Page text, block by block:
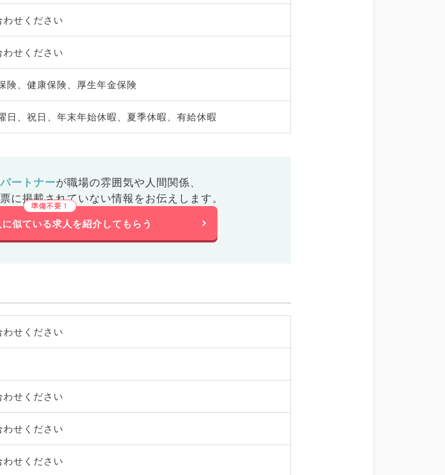
せください
せください
険、健康保険、厚生年金保険
日、祝日、年末年始休暇、夏季休暇、有給休暇
ートナーが職場の雰囲気や人間関係、
に掲載されていない情報をお伝えします。
に似ている求人を紹介してもらう
せください
せください
せください
せください